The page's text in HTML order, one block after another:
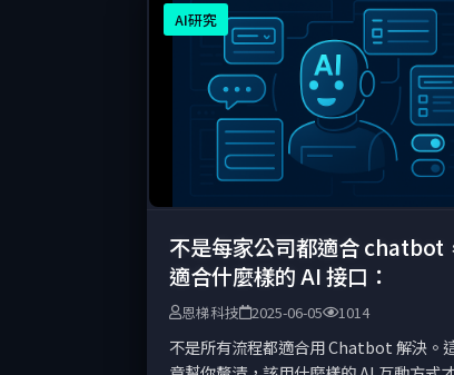
AI研究
不是每家公司都適合 chatbot
適合什麼樣的 AI 接口：
恩梯科技 2025-06-05 1014
不是所有流程都適合用 Chatbot 解決。